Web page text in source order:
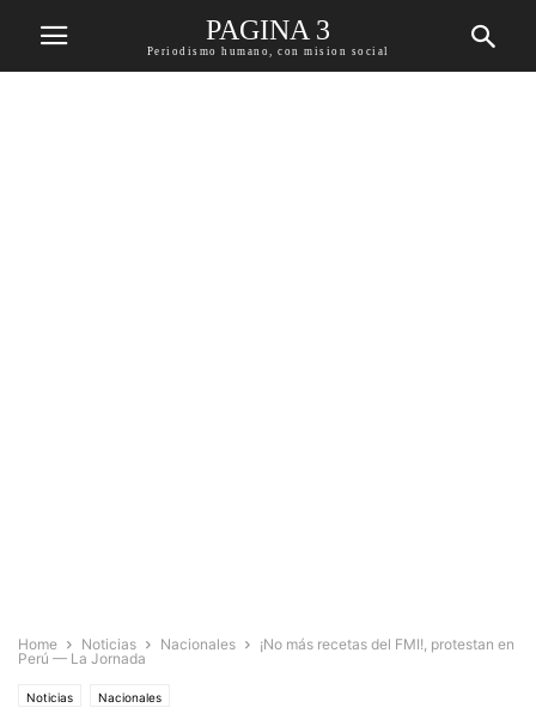
PAGINA 3
Periodismo humano, con mision social
Home Noticias Nacionales
¡No más recetas del FMI!, protestan en
Perú — La Jornada
Noticias Nacionales